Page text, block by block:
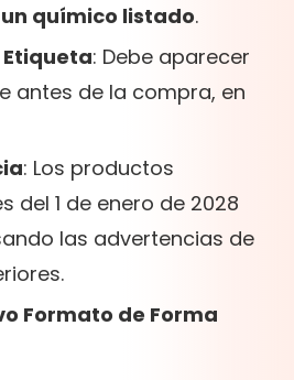
químico listado.
: Debe aparecer
antes de la compra, en
: Los productos
del 1 de enero de 2028
las advertencias de
Formato de Forma